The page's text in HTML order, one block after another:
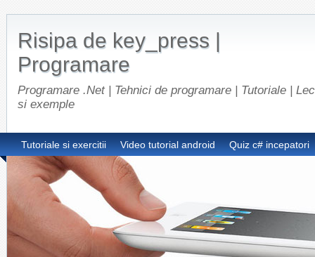
Risipa de key_press |
Programare
Programare .Net | Tehnici de programare | Tutoriale |
si exemple
Tutoriale si exercitii Video tutorial android Quiz c# incepatori